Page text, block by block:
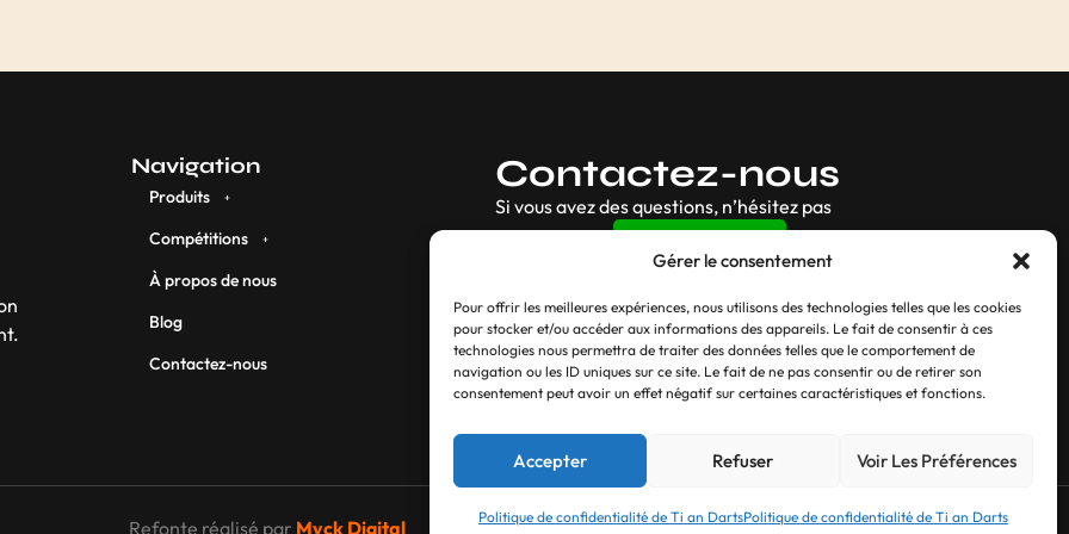
Gérer le consentement
Pour offrir les meilleures expériences, nous utilisons des technologies telles que les cookies
pour stocker et/ou accéder aux informations des appareils. Le fait de consentir à ces
technologies nous permettra de traiter des données telles que le comportement de
navigation ou les ID uniques sur ce site. Le fait de ne pas consentir ou de retirer son
consentement peut avoir un effet négatif sur certaines caractéristiques et fonctions.
Accepter Refuser Voir Les Préférences
Politique de confidentialité de Ti an DartsPolitique de confidentialité de Ti an Darts
Navigation
Produits
Compétitions
À propos de nous
Blog
Contactez-nous
Contactez-nous
Si vous avez des questions, n’hésitez pas
Contact
Refonte réalisé par Myck Digital